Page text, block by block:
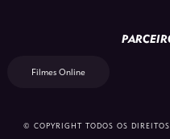
Filmes Online
© COPYRIGHT TODOS OS